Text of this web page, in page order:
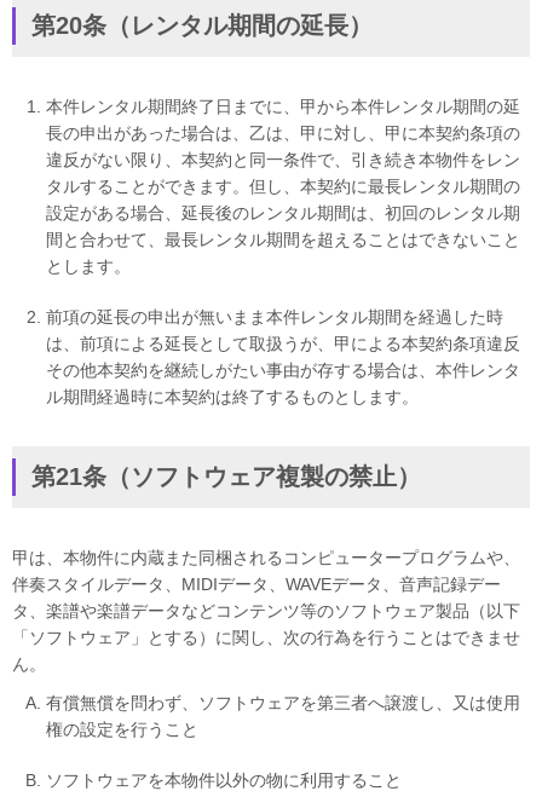
第20条（レンタル期間の延長）
本件レンタル期間終了日までに、甲から本件レンタル期間の延
長の申出があった場合は、乙は、甲に対し、甲に本契約条項の
違反がない限り、本契約と同一条件で、引き続き本物件をレン
タルすることができます。但し、本契約に最長レンタル期間の
設定がある場合、延長後のレンタル期間は、初回のレンタル期
間と合わせて、最長レンタル期間を超えることはできないこと
とします。
前項の延長の申出が無いまま本件レンタル期間を経過した時
は、前項による延長として取扱うが、甲による本契約条項違反
その他本契約を継続しがたい事由が存する場合は、本件レンタ
ル期間経過時に本契約は終了するものとします。
第21条（ソフトウェア複製の禁止）
甲は、本物件に内蔵また同梱されるコンピュータープログラムや、
伴奏スタイルデータ、MIDIデータ、WAVEデータ、音声記録デー
タ、楽譜や楽譜データなどコンテンツ等のソフトウェア製品（以下
「ソフトウェア」とする）に関し、次の行為を行うことはできませ
ん。
有償無償を問わず、ソフトウェアを第三者へ譲渡し、又は使用
権の設定を行うこと
ソフトウェアを本物件以外の物に利用すること